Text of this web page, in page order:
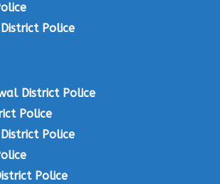
Police
District Police
Police
Police
Police